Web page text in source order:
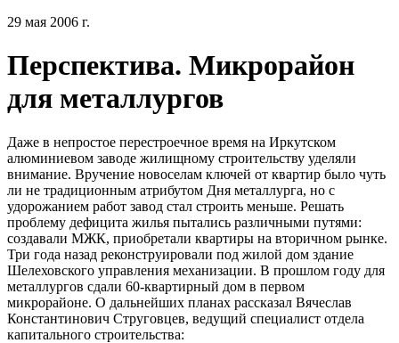
29 мая 2006 г.
Перспектива. Микрорайон
для металлургов
Даже в непростое перестроечное время на Иркутском
алюминиевом заводе жилищному строительству уделяли
внимание. Вручение новоселам ключей от квартир было чуть
ли не традиционным атрибутом Дня металлурга, но с
удорожанием работ завод стал строить меньше. Решать
проблему дефицита жилья пытались различными путями:
создавали МЖК, приобретали квартиры на вторичном рынке.
Три года назад реконструировали под жилой дом здание
Шелеховского управления механизации. В прошлом году для
металлургов сдали 60-квартирный дом в первом
микрорайоне. О дальнейших планах рассказал Вячеслав
Константинович Струговцев, ведущий специалист отдела
капитального строительства: